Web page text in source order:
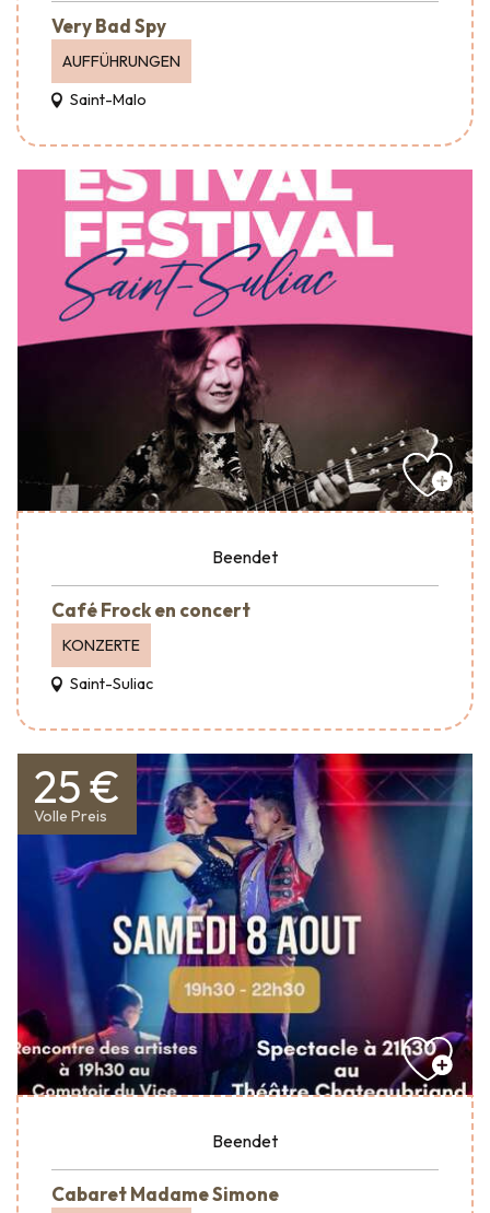
Very Bad Spy
AUFFÜHRUNGEN
Saint-Malo
Beendet
Café Frock en concert
KONZERTE
Saint-Suliac
25 €
Volle Preis
Beendet
Cabaret Madame Simone